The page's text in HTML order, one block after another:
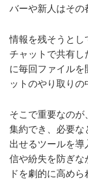
バーや新人はその
情報を残そうとし
チャットで共有し
に毎回ファイルを
ットのやり取りの
そこで重要なのが
集約でき、必要な
出せるツールを導
信や紛失を防ぎな
ドを劇的に高めら